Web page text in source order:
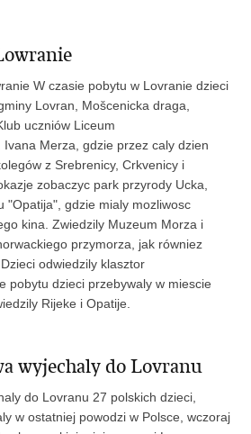
W czasie pobytu w Lovranie dzieci
Lovran, Mošcenicka draga,
uczniów Liceum
Merza, gdzie przez caly dzien
z Srebrenicy, Crkvenicy i
zobaczyc park przyrody Ucka,
"Opatija", gdzie mialy mozliwosc
kina. Zwiedzily Muzeum Morza i
przymorza, jak równiez
odwiedzily klasztor
pobytu dzieci przebywaly w miescie
Rijeke i Opatije.
wyjechaly do Lovranu
do Lovranu 27 polskich dzieci,
w ostatniej powodzi w Polsce, wczoraj